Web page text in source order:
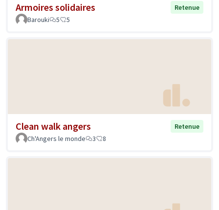
Armoires solidaires
Retenue
Barouki
5 5
Clean walk angers
Retenue
Ch'Angers le monde
3 8